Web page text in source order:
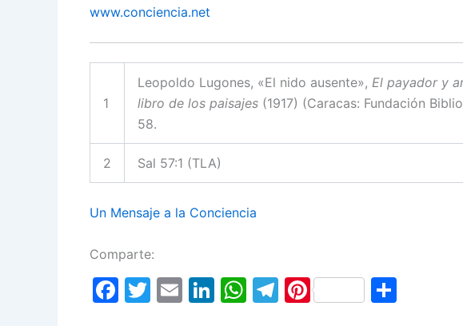
www.conciencia.net
1
Leopoldo Lugones, «El nido ausente», El payador y
libro de los paisajes (1917) (Caracas: Fundación
58.
2 Sal 57:1 (TLA)
Un Mensaje a la Conciencia
Comparte:
F
T
E
Li W T Pi